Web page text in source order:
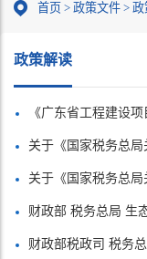
首页 > 政策文件 > 政
政策解读
《广东省工程建设项
关于《国家税务总局关于电池
关于《国家税务总局关于离岸
财政部 税务总局 生态环境部有关司负
财政部税政司 税务总局所得税司有